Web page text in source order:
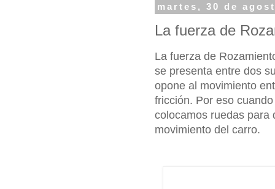
martes, 30 de
La fuerza de
La fuerza de
se presenta entre dos
opone al movimiento
fricción. Por eso
colocamos ruedas para
movimiento del carro.